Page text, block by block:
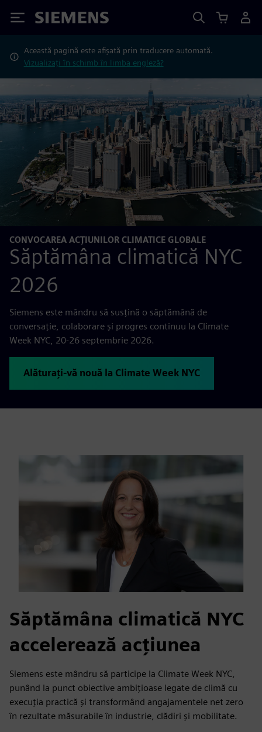
Siemens
Această pagină este afișată prin traducere automată.
Vizualizați în schimb în limba engleză?
CONVOCAREA ACȚIUNILOR CLIMATICE GLOBALE
Săptămâna climatică NYC
2026
Siemens este mândru să susțină o săptămână de
conversație, colaborare și progres continuu la Climate
Week NYC, 20-26 septembrie 2026.
Alăturați-vă nouă la Climate Week NYC
Săptămâna climatică NYC
accelerează acțiunea
Siemens este mândru să participe la Climate Week NYC,
punând la punct obiective ambițioase legate de climă cu
execuția practică și transformând angajamentele net zero
în rezultate măsurabile în industrie, clădiri și mobilitate.